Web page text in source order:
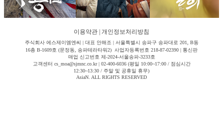
이용약관 개인정보처리방침
주식회사 에스제이엠엔씨 | 대표 안해조 | 서울특별시 송파구 송파대로 201, B동
16층 B-1609호 (문정동, 송파테라타워2) 사업자등록번호 218-87-02390 | 통신판
매업 신고번호 제-2024-서울송파-3233호
고객센터 cs_moa@sjmnc.co.kr | 02-400-6036 (평일 10:00~17:00 / 점심시간
12:30~13:30 / 주말 및 공휴일 휴무)
AsiaN. ALL RIGHTS RESERVED